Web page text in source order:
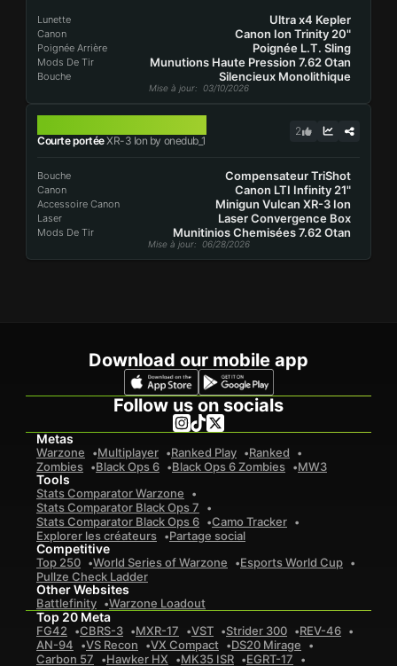
Lunette Ultra x4 Kepler
Canon Canon Ion Trinity 20"
Poignée Arrière Poignée L.T. Sling
Mods De Tir Munutions Haute Pression 7.62 Otan
Bouche Silencieux Monolithique
Mise à jour: 03/10/2026
Courte portéeXR-3 Ion by onedub_1
2
Bouche Compensateur TriShot
Canon Canon LTI Infinity 21"
Accessoire Canon Minigun Vulcan XR-3 Ion
Laser Laser Convergence Box
Mods De Tir Munitinios Chemisées 7.62 Otan
Mise à jour: 06/28/2026
Download our mobile app
Follow us on socials
Metas
Warzone Multiplayer Ranked Play
Ranked
Zombies
Black Ops 6 Black Ops 6 Zombies MW3
Tools
Stats Comparator Warzone
Stats Comparator Black Ops 7
Stats Comparator Black Ops 6
Camo Tracker
Explorer les créateurs
Partage social
Competitive
Top 250 World Series of Warzone
Esports World Cup
Pullze Check Ladder
Other Websites
Battlefinity Warzone Loadout
Top 20 Meta
FG42 CBRS-3 MXR-17 VST Strider 300
REV-46
AN-94
VS Recon VX Compact
DS20 Mirage
Carbon 57
Hawker HX MK35 ISR EGRT-17